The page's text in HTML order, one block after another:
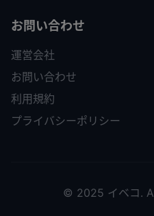
お問い合わせ
運営会社
お問い合わせ
利用規約
プライバシーポリシー
© 2025 イベコ.